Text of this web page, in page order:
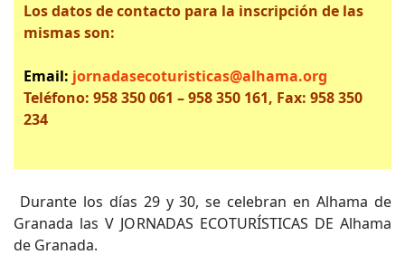
Los datos de contacto para la inscripción de las
mismas son:
Email: jornadasecoturisticas@alhama.org
Teléfono: 958 350 061 – 958 350 161, Fax: 958 350
234
Durante los días 29 y 30, se celebran en Alhama de
Granada las V JORNADAS ECOTURÍSTICAS DE Alhama
de Granada.